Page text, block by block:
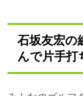
石坂友宏の
んで片手打